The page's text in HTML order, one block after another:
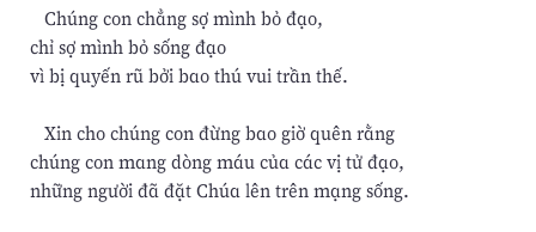
Chúng con chẳng sợ mình bỏ đạo,
chỉ sợ mình bỏ sống đạo
vì bị quyến rũ bởi bao thú vui trần thế.
Xin cho chúng con đừng bao giờ quên rằng
chúng con mang dòng máu của các vị tử đạo,
những người đã đặt Chúa lên trên mạng sống.